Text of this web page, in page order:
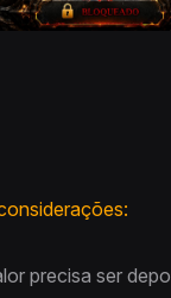
precisa ser